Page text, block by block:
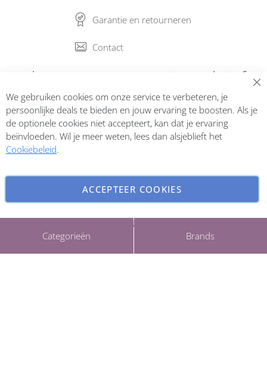
Categorieën Brands
Garantie en retourneren
Contact
Abonneer op onze nieuwsbrief
Inschrijven
Copyright © 2026 ParfumCenter.nl. All rights reserved.
We gebruiken cookies om onze service te verbeteren, je
persoonlijke deals te bieden en jouw ervaring te boosten. Als je
de optionele cookies niet accepteert, kan dat je ervaring
beïnvloeden. Wil je meer weten, lees dan alsjeblieft het
Cookiebeleid.
ACCEPTEER COOKIES
INSTELLINGEN AANPASSEN